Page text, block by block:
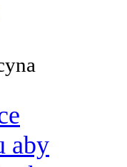
aby